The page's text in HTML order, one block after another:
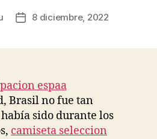
Fecha8 diciembre, 2022
Brasil no fue tan
sido durante los
camiseta seleccion